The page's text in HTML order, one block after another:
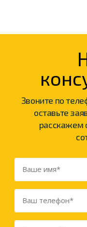
Звоните по
оставьте
расскажем